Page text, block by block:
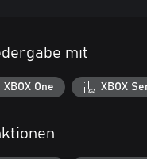
mit
XBOX One XBOX